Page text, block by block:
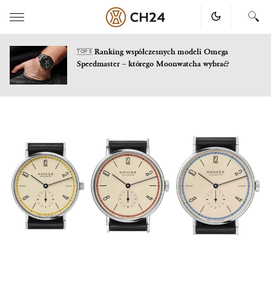
TOP 5Ranking współczesnych modeli Omega
Speedmaster – którego Moonwatcha wybrać?